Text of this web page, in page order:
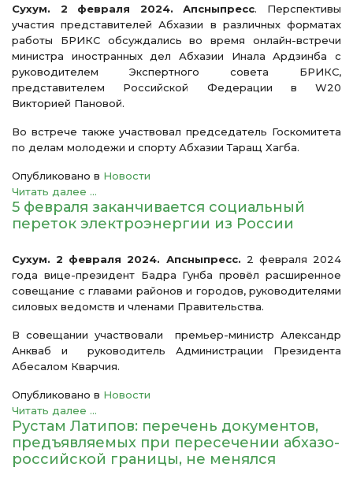
Сухум. 2 февраля 2024. Апсныпресс. Перспективы
участия представителей Абхазии в различных форматах
работы БРИКС обсуждались во время онлайн-встречи
министра иностранных дел Абхазии Инала Ардзинба с
руководителем Экспертного совета БРИКС,
представителем Российской Федерации в W20
Викторией Пановой.
Во встрече также участвовал председатель Госкомитета
по делам молодежи и спорту Абхазии Таращ Хагба.
Опубликовано в Новости
Читать далее ...
5 февраля заканчивается социальный
переток электроэнергии из России
Сухум. 2 февраля 2024. Апсныпресс. 2 февраля 2024
года вице-президент Бадра Гунба провёл расширенное
совещание с главами районов и городов, руководителями
силовых ведомств и членами Правительства.
В совещании участвовали премьер-министр Александр
Анкваб и руководитель Администрации Президента
Абесалом Кварчия.
Опубликовано в Новости
Читать далее ...
Рустам Латипов: перечень документов,
предъявляемых при пересечении абхазо-
российской границы, не менялся